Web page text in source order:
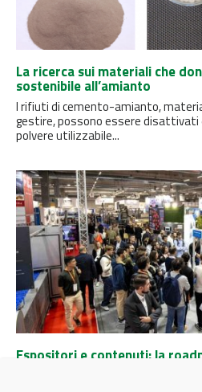
La ricerca sui materiali che
sostenibile all’amianto
I rifiuti di cemento-amianto,
gestire, possono essere
polvere utilizzabile...
Espositori e contenuti: la
partecipazione mirata a